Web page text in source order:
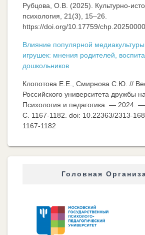
Рубцова, О.В. (2025). Культурно-
психология, 21(3), 15–26.
https://doi.org/10.17759/
Влияние популярной
игрушек: мнения родителей,
дошкольников
Клопотова Е.Е., Смирнова С.Ю. //
Российского университета дружбы
Психология и педагогика. —
C. 1167-1182. doi: 10.22363/2313-
1167-1182
Головная